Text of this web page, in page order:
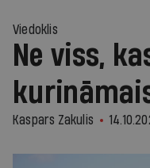
Viedoklis
Ne viss,
Kaspars Zakulis